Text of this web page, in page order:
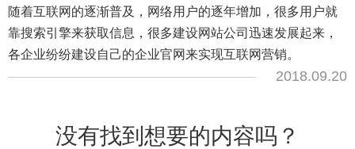
随着互联网的逐渐普及，网络用户的逐年增加，很多用户就
靠搜索引擎来获取信息，很多建设网站公司迅速发展起来，
各企业纷纷建设自己的企业官网来实现互联网营销。
2018.09.20
没有找到想要的内容吗？